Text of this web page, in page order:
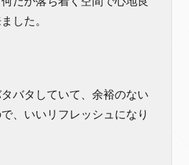
した。
バタしていて、余裕のない
、いいリフレッシュになり